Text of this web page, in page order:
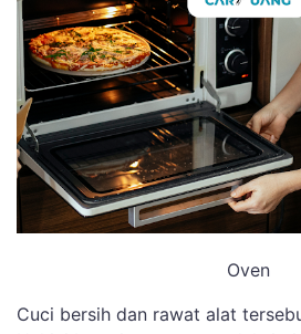
Oven
Cuci bersih dan rawat alat